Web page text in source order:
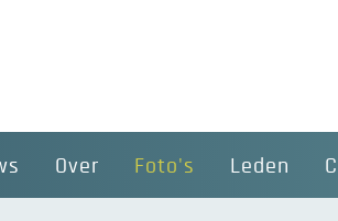
Over Foto's Leden